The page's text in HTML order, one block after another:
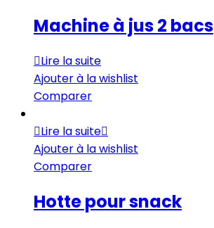
Machine à jus 2 bacs
Lire la suite
Ajouter à la wishlist
Comparer
Lire la suite
Ajouter à la wishlist
Comparer
Hotte pour snack